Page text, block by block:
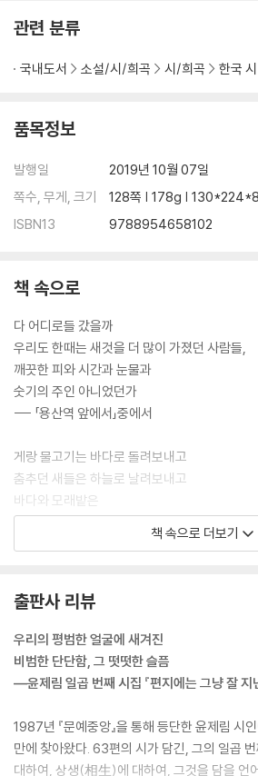
관련 분류
국내도서 소설/시/희곡 시/희곡 한국 시
품목정보
발행일
2019년 10월 07일
쪽수, 무게, 크기
128쪽 | 178g |
ISBN13
9788954658102
책 속으로
다 어디로들 갔을까
우리도 한때는 새것을 더 많이 가졌던 사람들,
깨끗한 피와 시간과 눈물과
숫기의 주인 아니었던가
--- 「용산역 앞에서」중에서
게랑 물고기는 바다로 돌려보내고
춤추던 새들은 하늘로 날려보내고
바다와 모래밭은
제자리에 있게 하고
마침 심심해 보이는 들판의 소한테
사정 얘기를 잘 해서
그 소가 너끈히 끌 만한 달구지나 한 대 빌려서
가장(家長)이 부르면 뒤도 아니 돌아보고
식구들만
들꽃 다발처럼 싣고서
--- 「길 떠나는 가족―이중섭 그림」중에서
책 속으로 더보기
출판사 리뷰
우리의 평범한 얼굴에 새겨진
비범한 단단함, 그 떳떳한 슬픔
―윤제림 일곱 번째 시집 『편지에는 그냥 잘 지
1987년 『문예중앙』을 통해 등단한 윤제림 시인
만에 찾아왔다. 63편의 시가 담긴, 그의 일곱
대하여, 상생(相生)에 대하여, 그것을 담을 언